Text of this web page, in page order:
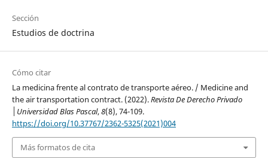
Sección
Estudios de doctrina
Cómo citar
La medicina frente al contrato de transporte aéreo. / Medicine and
the air transportation contract. (2022).Revista De Derecho Privado
│Universidad Blas Pascal,8(8), 74-109.
https://doi.org/10.37767/2362-5325(2021)004
Más formatos de cita